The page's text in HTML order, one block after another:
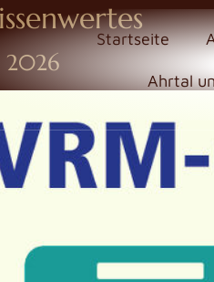
Startseite
Ahrtal
2026